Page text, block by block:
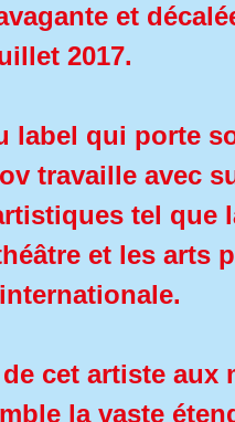
et
2017.
label qui porte
travaille avec
tel que
et les arts
cet artiste aux
la vaste